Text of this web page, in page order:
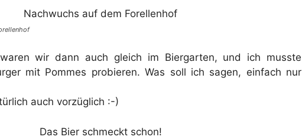
wir dann auch gleich im Biergarten, und ich musste
mit Pommes probieren. Was soll ich sagen, einfach nur
auch vorzüglich :-)